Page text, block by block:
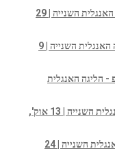
וולברהמפטון נגד סטוק סיטי | צ'מפיונשיפ - הליגה האנגלית השנייה | 29
וולברהמפטון נגד פורטסמות' | צ'מפיונשיפ - הליגה האנגלית השנייה | 9
- הליגה האנגלית
וולברהמפטון נגד בולטון | צ'מפיונשיפ - הליגה האנגלית השנייה | 13 אוק',
וולברהמפטון נגד ווטפורד | צ'מפיונשיפ - הליגה האנגלית השנייה | 24